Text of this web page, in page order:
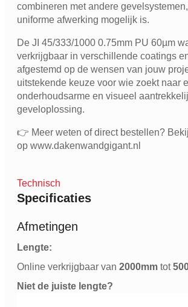
combineren met andere
uniforme afwerking mogelijk is.
De JI 45/333/1000 0.75mm PU 60µm
verkrijgbaar in verschillende coatings
afgestemd op de wensen van jouw
uitstekende keuze voor wie zoekt naar
onderhoudsarme en visueel
geveloplossing.
👉 Meer weten of direct bestellen?
op www.dakenwandgigant.nl
Technisch
Specificaties
Afmetingen
Lengte:
Online verkrijgbaar van 2000mm tot
Niet de juiste lengte?